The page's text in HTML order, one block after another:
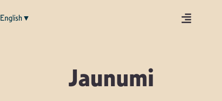
English▼
Jaunumi